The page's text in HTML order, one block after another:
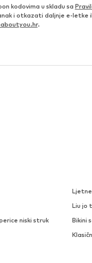
kodovima u skladu sa
i otkazati daljnje e-letke
.
Liu jo
niski struk
Bikini